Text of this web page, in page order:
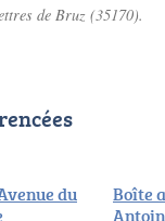
de Bruz (35170).
du
Boîte